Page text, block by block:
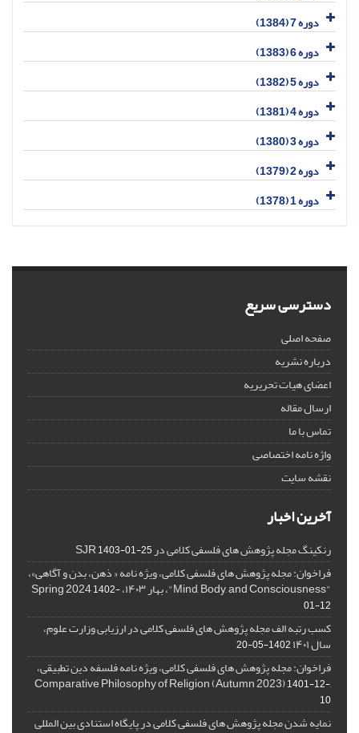
دوره 7 (1384)
دوره 6 (1383)
دوره 5 (1382)
دوره 4 (1381)
دوره 3 (1380)
دوره 2 (1379)
دوره 1 (1378)
دسترسی سریع
صفحه اصلی
درباره نشریه
اعضای هیات تحریریه
ارسال مقاله
تماس با ما
واژه نامه اختصاصی
نقشه سایت
آخرین اخبار
رنکینگ مجله پژوهش های فلسفی کلامی در SJR1403-01-25
فراخوان: مجله پژوهش های فلسفی کلامی، ویژه نامه « ذهن، بدن و آگاهی»،
"Mind, Body, and Consciousness"، بهار ۱۴۰۳، Spring 2024
1402-
01-12
کسب رتبه الف مجله پژوهش های فلسفی کلامی در ارزیابی وزارت علوم،
سال ۱۴۰۱ 1402-05-20
فراخوان: مجله پژوهش های فلسفی کلامی، ویژه نامه فلسفه دین تطبیقی،
,Comparative Philosophy of Religion (Autumn 2023)
1401-12-
10
نمایه شدن مجله پژوهش های فلسفی کلامی در پایگاه استنادی بین المللی